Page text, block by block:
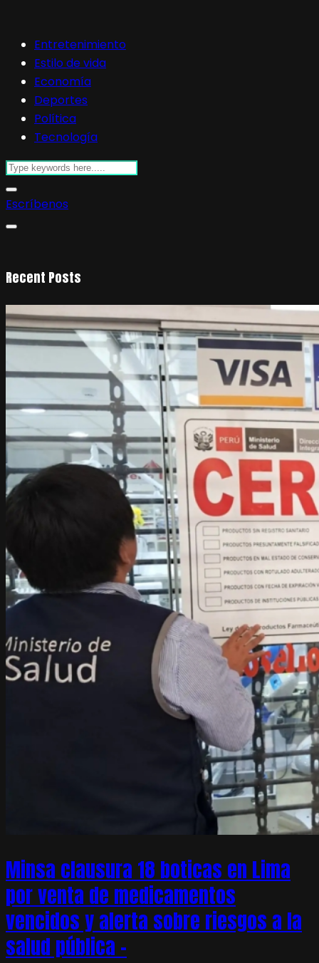
Entretenimiento
Estilo de vida
Economía
Deportes
Política
Tecnología
Escríbenos
Recent Posts
Minsa clausura 18 boticas en Lima
por venta de medicamentos
vencidos y alerta sobre riesgos a la
salud pública –